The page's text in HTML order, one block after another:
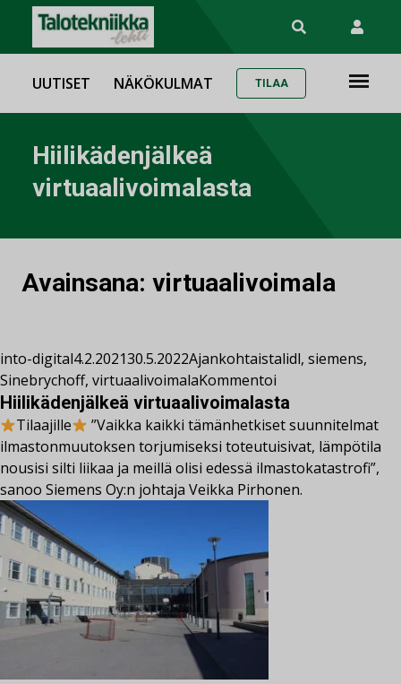
UUTISET NÄKÖKULMAT TILAA
Hiilikädenjälkeä
virtuaalivoimalasta
Avainsana: virtuaalivoimala
into-digital4.2.202130.5.2022Ajankohtaistalidl, siemens,
Sinebrychoff, virtuaalivoimalaKommentoi
Hiilikädenjälkeä virtuaalivoimalasta
Tilaajille
”Vaikka kaikki tämänhetkiset suunnitelmat
ilmastonmuutoksen torjumiseksi toteutuisivat, lämpötila
nousisi silti liikaa ja meillä olisi edessä ilmastokatastrofi”,
sanoo Siemens Oy:n johtaja Veikka Pirhonen.